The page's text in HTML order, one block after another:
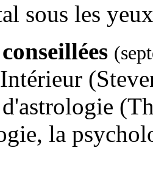
sous les
la